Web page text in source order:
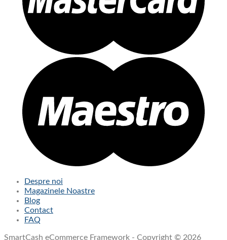
Despre noi
Magazinele Noastre
Blog
Contact
FAQ
SmartCash eCommerce Framework - Copyright © 2026